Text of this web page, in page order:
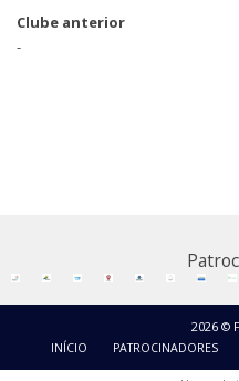
Clube anterior
-
2026 ©
INÍCIO PATROCINADORES